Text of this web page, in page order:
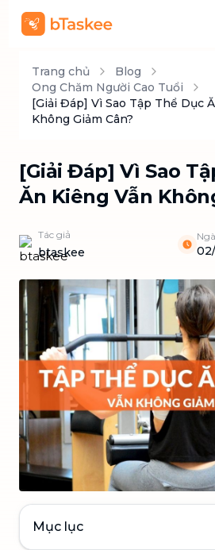
Trang chủ
Blog
Ong Chăm Người Cao Tuổi
[Giải Đáp] Vì Sao Tập Thể Dục
Không Giảm Cân?
[Giải Đáp] Vì Sao
Ăn Kiêng Vẫn
Tác giả
btaskee
Mục lục